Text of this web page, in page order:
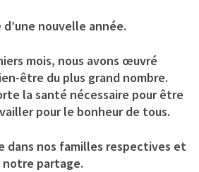
d’une nouvelle année.
mois, nous avons œuvré
être du plus grand nombre.
la santé nécessaire pour être
pour le bonheur de tous.
dans nos familles respectives et
partage.